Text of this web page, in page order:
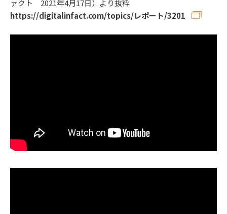
ァクト 2021年4月17日）より抜粋
https://digitalinfact.com/topics/レポート/3201